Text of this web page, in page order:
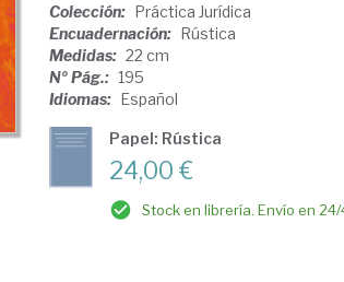
Colección: Práctica Jurídica
Encuadernación: Rústica
Medidas: 22 cm
Nº Pág.: 195
Idiomas: Español
Papel: Rústica
24,00 €
Stock en librería. Envío en